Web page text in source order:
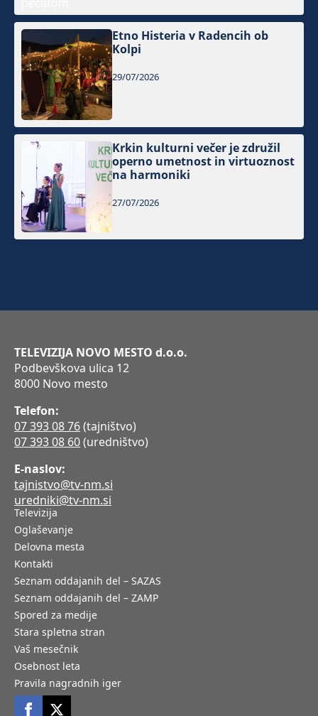
Etno Histeria v Radencih ob
Kolpi
29/07/2026
Krkin kulturni večer je združil
operno umetnost in virtuoznost
na harmoniki
27/07/2026
TELEVIZIJA NOVO MESTO d.o.o.
Podbevškova ulica 12
8000 Novo mesto
Telefon:
07 393 08 76(tajništvo)
07 393 08 60(uredništvo)
E-naslov:
tajnistvo@tv-nm.si
uredniki@tv-nm.si
Televizija
Oglaševanje
Delovna mesta
Kontakti
Seznam oddajanih del – SAZAS
Seznam oddajanih del – ZAMP
Spored za medije
Stara spletna stran
Vaš mesečnik
Osebnost leta
Pravila nagradnih iger